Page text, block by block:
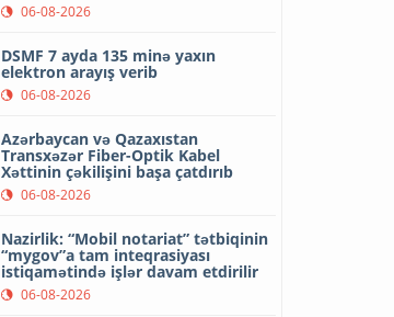
06-08-2026
DSMF 7 ayda 135 minə yaxın
elektron arayış verib
06-08-2026
Azərbaycan və Qazaxıstan
Transxəzər Fiber-Optik Kabel
Xəttinin çəkilişini başa çatdırıb
06-08-2026
Nazirlik: “Mobil notariat” tətbiqinin
“mygov”a tam inteqrasiyası
istiqamətində işlər davam etdirilir
06-08-2026